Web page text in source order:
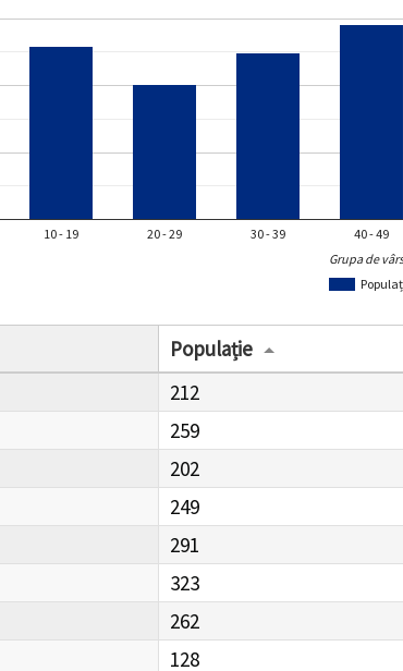
10 - 19 20 - 29 30 - 39 40 - 49
Grupa de
Populație
212
259
202
249
291
323
262
128